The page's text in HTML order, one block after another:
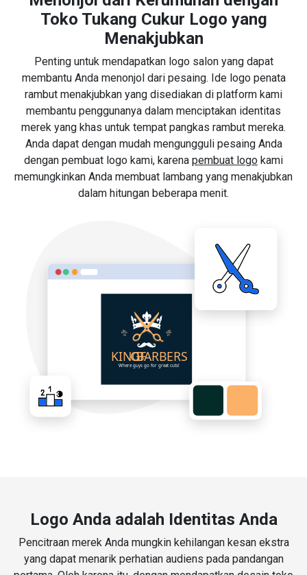
Toko Tukang Cukur Logo yang
Menakjubkan
Penting untuk mendapatkan logo salon yang dapat
membantu Anda menonjol dari pesaing. Ide logo penata
rambut menakjubkan yang disediakan di platform kami
membantu penggunanya dalam menciptakan identitas
merek yang khas untuk tempat pangkas rambut mereka.
Anda dapat dengan mudah mengungguli pesaing Anda
dengan pembuat logo kami, karena pembuat logo kami
memungkinkan Anda membuat lambang yang menakjubkan
dalam hitungan beberapa menit.
Logo Anda adalah Identitas Anda
Pencitraan merek Anda mungkin kehilangan kesan ekstra
yang dapat menarik perhatian audiens pada pandangan